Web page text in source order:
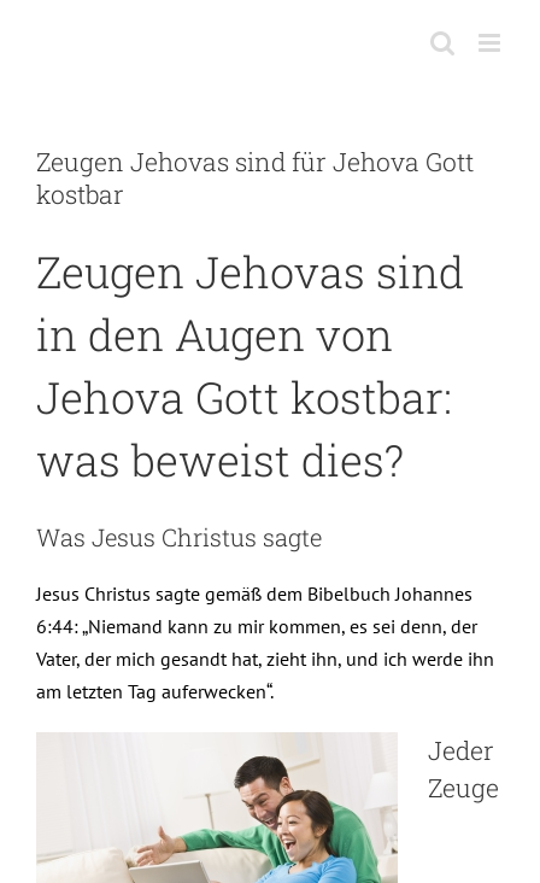
Zeugen Jehovas sind für Jehova Gott
kostbar
Zeugen Jehovas sind
in den Augen von
Jehova Gott kostbar:
was beweist dies?
Was Jesus Christus sagte
Jesus Christus sagte gemäß dem Bibelbuch Johannes
6:44: „Niemand kann zu mir kommen, es sei denn, der
Vater, der mich gesandt hat, zieht ihn, und ich werde ihn
am letzten Tag auferwecken“.
Jeder
Zeuge